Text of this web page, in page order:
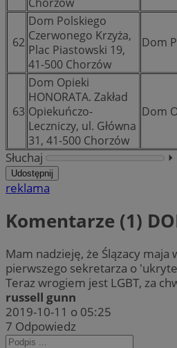
62
Dom Polskiego
Czerwonego Krzyża,
Plac Piastowski 19,
41-500 Chorzów
Dom
63
Dom Opieki
HONORATA. Zakład
Opiekuńczo-
Leczniczy, ul. Główna
31, 41-500 Chorzów
Dom
Słuchaj ⏵︎
Udostępnij
reklama
Komentarze (1)
Mam nadzieję, że Ślązacy
pierwszego sekretarza o
Teraz wrogiem jest LGBT, za
russell gunn
2019-10-11 o 05:25
7 Odpowiedz